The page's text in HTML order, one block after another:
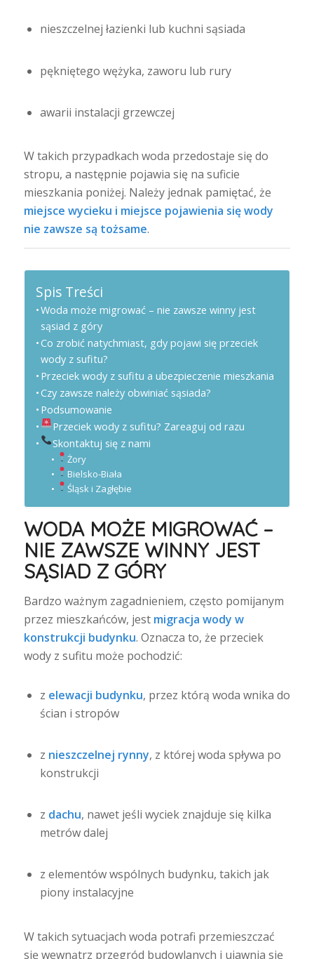
nieszczelnej łazienki lub kuchni sąsiada
pękniętego wężyka, zaworu lub rury
awarii instalacji grzewczej
W takich przypadkach woda przedostaje się do
stropu, a następnie pojawia się na suficie
mieszkania poniżej. Należy jednak pamiętać, że
miejsce wycieku i miejsce pojawienia się wody
nie zawsze są tożsame.
Spis Treści
Woda może migrować – nie zawsze winny jest
sąsiad z góry
Co zrobić natychmiast, gdy pojawi się przeciek
wody z sufitu?
Przeciek wody z sufitu a ubezpieczenie mieszkania
Czy zawsze należy obwiniać sąsiada?
Podsumowanie
Przeciek wody z sufitu? Zareaguj od razu
Skontaktuj się z nami
Żory
Bielsko-Biała
Śląsk i Zagłębie
WODA MOŻE MIGROWAĆ –
NIE ZAWSZE WINNY JEST
SĄSIAD Z GÓRY
Bardzo ważnym zagadnieniem, często pomijanym
przez mieszkańców, jest migracja wody w
konstrukcji budynku. Oznacza to, że przeciek
wody z sufitu może pochodzić:
z elewacji budynku, przez którą woda wnika do
ścian i stropów
z nieszczelnej rynny, z której woda spływa po
konstrukcji
z dachu, nawet jeśli wyciek znajduje się kilka
metrów dalej
z elementów wspólnych budynku, takich jak
piony instalacyjne
W takich sytuacjach woda potrafi przemieszczać
się wewnątrz przegród budowlanych i ujawnia się